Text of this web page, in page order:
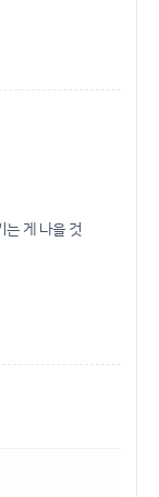
는 게 나을 것